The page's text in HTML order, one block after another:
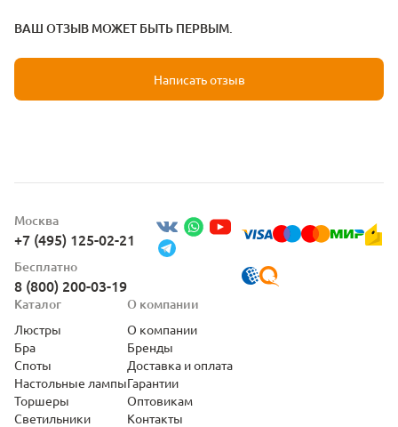
ВАШ ОТЗЫВ МОЖЕТ БЫТЬ ПЕРВЫМ.
Написать отзыв
Москва
+7 (495) 125-02-21
Бесплатно
8 (800) 200-03-19
Каталог
Люстры
Бра
Споты
Настольные лампы
Торшеры
Светильники
О компании
О компании
Бренды
Доставка и оплата
Гарантии
Оптовикам
Контакты